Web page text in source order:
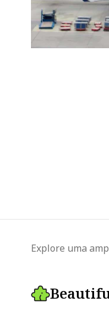
Explore uma